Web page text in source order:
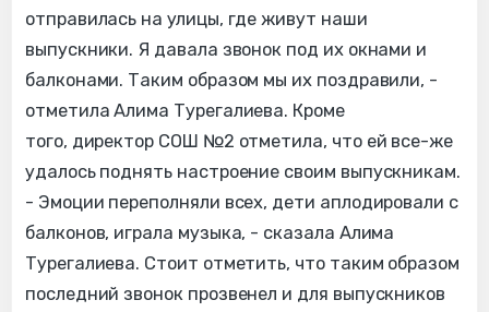
отправилась на улицы, где живут наши
выпускники. Я давала звонок под их окнами и
балконами. Таким образом мы их поздравили, -
отметила Алима Турегалиева. Кроме
того, директор СОШ №2 отметила, что ей все-же
удалось поднять настроение своим выпускникам.
- Эмоции переполняли всех, дети аплодировали с
балконов, играла музыка, - сказала Алима
Турегалиева. Стоит отметить, что таким образом
последний звонок прозвенел и для выпускников